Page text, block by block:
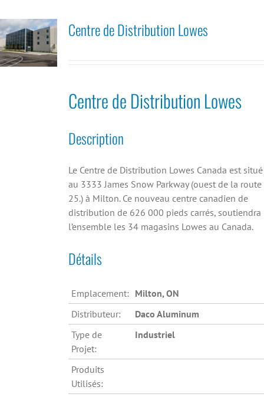
Centre de Distribution Lowes
Centre de Distribution Lowes
Description
Le Centre de Distribution Lowes Canada est situé
au 3333 James Snow Parkway (ouest de la route
25.) à Milton. Ce nouveau centre canadien de
distribution de 626 000 pieds carrés, soutiendra
l’ensemble les 34 magasins Lowes au Canada.
Détails
Emplacement: Milton, ON
Distributeur:
Daco Aluminum
Type de
Projet:
Industriel
Produits
Utilisés: